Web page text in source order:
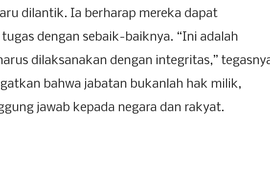
dilantik. Ia berharap mereka dapat
dengan sebaik-baiknya. “Ini adalah
dilaksanakan dengan integritas,”
bahwa jabatan bukanlah hak milik,
jawab kepada negara dan rakyat.